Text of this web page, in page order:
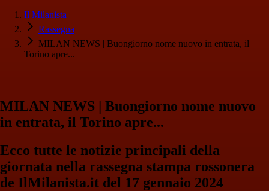
Il Milanista
Rassegna
MILAN NEWS | Buongiorno nome nuovo in entrata, il
Torino apre...
MILAN NEWS | Buongiorno nome nuovo
in entrata, il Torino apre...
Ecco tutte le notizie principali della
giornata nella rassegna stampa rossonera
de IlMilanista.it del 17 gennaio 2024